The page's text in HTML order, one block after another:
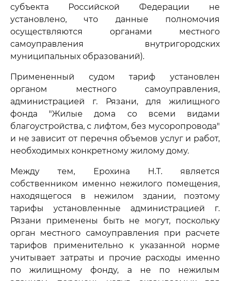
субъекта Российской Федерации не
установлено, что данные полномочия
осуществляются органами местного
самоуправления внутригородских
муниципальных образований).
Примененный судом тариф установлен
органом местного самоуправления,
администрацией г. Рязани, для жилищного
фонда "Жилые дома со всеми видами
благоустройства, с лифтом, без мусоропровода"
и не зависит от перечня объемов услуг и работ,
необходимых конкретному жилому дому.
Между тем, Ерохина Н.Т. является
собственником именно нежилого помещения,
находящегося в нежилом здании, поэтому
тарифы установленные администрацией г.
Рязани применены быть не могут, поскольку
орган местного самоуправления при расчете
тарифов применительно к указанной норме
учитывает затраты и прочие расходы именно
по жилищному фонду, а не по нежилым